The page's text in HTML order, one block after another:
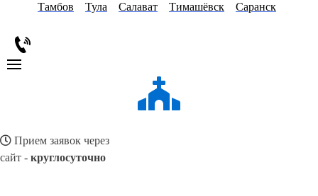
Тамбов
Тула Салават Тимашёвск Саранск
Прием заявок через
сайт - круглосуточно